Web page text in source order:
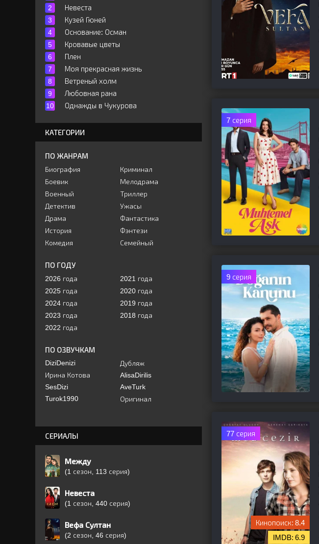
7 серия
9 серия
77 серия
8.4
6.9
Невеста
Кузей Гюней
Основание: Осман
Кровавые цветы
Плен
Моя прекрасная жизнь
Ветреный холм
Любовная рана
Однажды в Чукурова
КАТЕГОРИИ
ПО ЖАНРАМ
Биография
Боевик
Военный
Детектив
Драма
История
Комедия
Криминал
Мелодрама
Триллер
Ужасы
Фантастика
Фэнтези
Семейный
ПО ГОДУ
2026 года
2025 года
2024 года
2023 года
2022 года
2021 года
2020 года
2019 года
2018 года
ПО ОЗВУЧКАМ
DiziDenizi
Ирина Котова
SesDizi
Turok1990
Дубляж
AlisaDirilis
AveTurk
Оригинал
СЕРИАЛЫ
Между
(1 сезон, 113 серия)
Невеста
(1 сезон, 440 серия)
Вефа Султан
(2 сезон, 46 серия)